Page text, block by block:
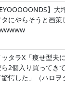
】
タにやらそうと画策
ッタラX「痩せ型夫
ら2個入り買ってき
愕した」（ハロヲ